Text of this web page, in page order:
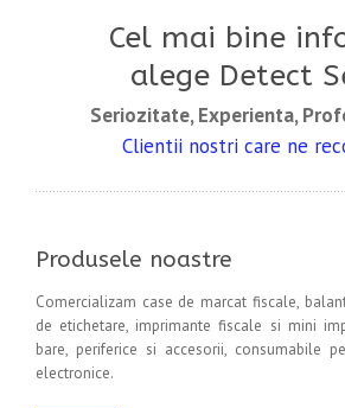
Cel mai bine
alege Detect
Seriozitate, Experienta,
Clientii nostri care ne
Produsele noastre
Comercializam case de marcat fiscale,
de etichetare, imprimante fiscale si mini
bare, periferice si accesorii, consumabile
electronice.